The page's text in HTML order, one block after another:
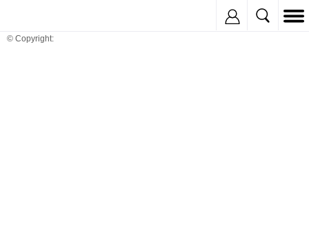
© Copyright: